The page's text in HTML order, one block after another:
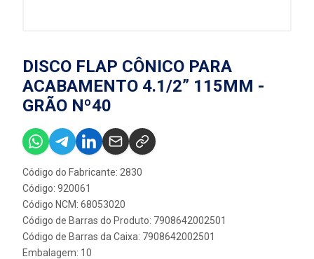
DISCO FLAP CÔNICO PARA
ACABAMENTO 4.1/2” 115MM -
GRÃO Nº40
Código do Fabricante: 2830
Código: 920061
Código NCM: 68053020
Código de Barras do Produto: 7908642002501
Código de Barras da Caixa: 7908642002501
Embalagem: 10